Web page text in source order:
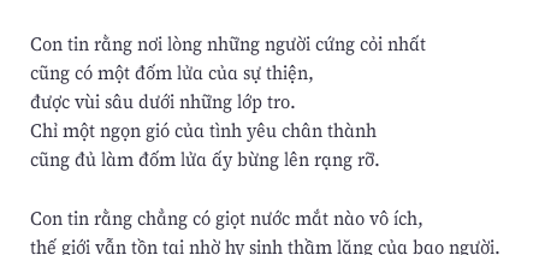
Con tin rằng nơi lòng những người cứng cỏi nhất
cũng có một đốm lửa của sự thiện,
được vùi sâu dưới những lớp tro.
Chỉ một ngọn gió của tình yêu chân thành
cũng đủ làm đốm lửa ấy bừng lên rạng rỡ.
Con tin rằng chẳng có giọt nước mắt nào vô ích,
thế giới vẫn tồn tại nhờ hy sinh thầm lặng của bao người.